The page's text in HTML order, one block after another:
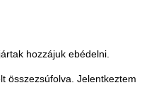
hozzájuk ebédelni.
összezsúfolva. Jelentkeztem